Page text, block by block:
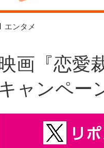
エンタメ
画『恋愛
キャンペー